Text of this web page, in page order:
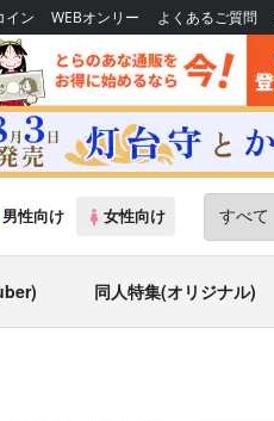
イン WEBオンリー よくあるご質問
男性向け 女性向け
同人特集(オリジナル)